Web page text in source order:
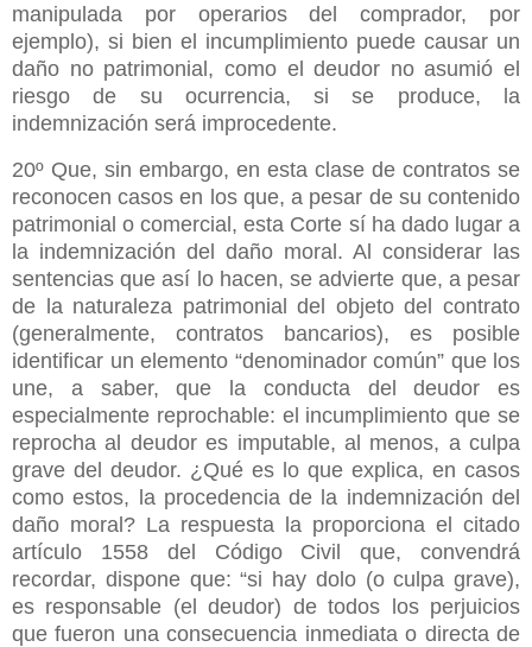
manipulada por operarios del comprador, por
ejemplo), si bien el incumplimiento puede causar un
daño no patrimonial, como el deudor no asumió el
riesgo de su ocurrencia, si se produce, la
indemnización será improcedente.
20º Que, sin embargo, en esta clase de contratos se
reconocen casos en los que, a pesar de su contenido
patrimonial o comercial, esta Corte sí ha dado lugar a
la indemnización del daño moral. Al considerar las
sentencias que así lo hacen, se advierte que, a pesar
de la naturaleza patrimonial del objeto del contrato
(generalmente, contratos bancarios), es posible
identificar un elemento “denominador común” que los
une, a saber, que la conducta del deudor es
especialmente reprochable: el incumplimiento que se
reprocha al deudor es imputable, al menos, a culpa
grave del deudor. ¿Qué es lo que explica, en casos
como estos, la procedencia de la indemnización del
daño moral? La respuesta la proporciona el citado
artículo 1558 del Código Civil que, convendrá
recordar, dispone que: “si hay dolo (o culpa grave),
es responsable (el deudor) de todos los perjuicios
que fueron una consecuencia inmediata o directa de